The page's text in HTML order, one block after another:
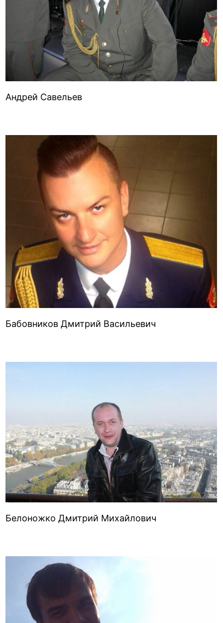
Андрей Савельев
Бабовников Дмитрий Васильевич
Белоножко Дмитрий Михайлович